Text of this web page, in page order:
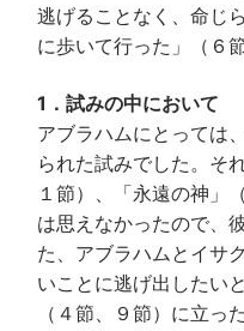
逃げることなく、命じ
に歩いて行った」（６
1．試みの中において
アブラハムにとっては
られた試みでした。そ
１節）、「永遠の神」
は思えなかったので、
た、アブラハムとイサ
いことに逃げ出したい
（４節、９節）に立っ